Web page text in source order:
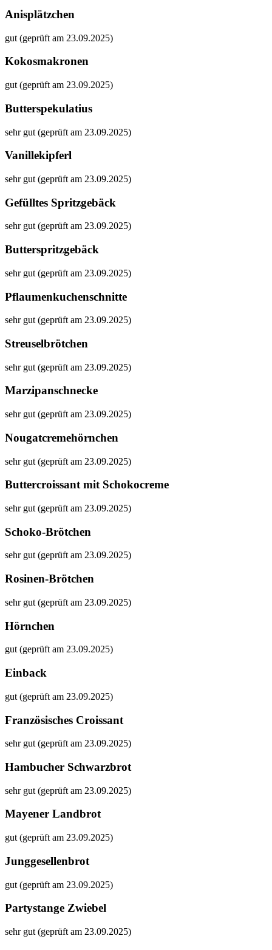
Anisplätzchen
gut (geprüft am 23.09.2025)
Kokosmakronen
gut (geprüft am 23.09.2025)
Butterspekulatius
sehr gut (geprüft am 23.09.2025)
Vanillekipferl
sehr gut (geprüft am 23.09.2025)
Gefülltes Spritzgebäck
sehr gut (geprüft am 23.09.2025)
Butterspritzgebäck
sehr gut (geprüft am 23.09.2025)
Pflaumenkuchenschnitte
sehr gut (geprüft am 23.09.2025)
Streuselbrötchen
sehr gut (geprüft am 23.09.2025)
Marzipanschnecke
sehr gut (geprüft am 23.09.2025)
Nougatcremehörnchen
sehr gut (geprüft am 23.09.2025)
Buttercroissant mit Schokocreme
sehr gut (geprüft am 23.09.2025)
Schoko-Brötchen
sehr gut (geprüft am 23.09.2025)
Rosinen-Brötchen
sehr gut (geprüft am 23.09.2025)
Hörnchen
gut (geprüft am 23.09.2025)
Einback
gut (geprüft am 23.09.2025)
Französisches Croissant
sehr gut (geprüft am 23.09.2025)
Hambucher Schwarzbrot
sehr gut (geprüft am 23.09.2025)
Mayener Landbrot
gut (geprüft am 23.09.2025)
Junggesellenbrot
gut (geprüft am 23.09.2025)
Partystange Zwiebel
sehr gut (geprüft am 23.09.2025)